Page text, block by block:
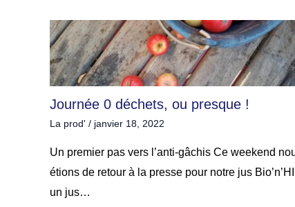
Journée 0 déchets, ou presque !
La prod' / janvier 18, 2022
Un premier pas vers l’anti-gâchis Ce weekend
étions de retour à la presse pour notre jus
un jus…